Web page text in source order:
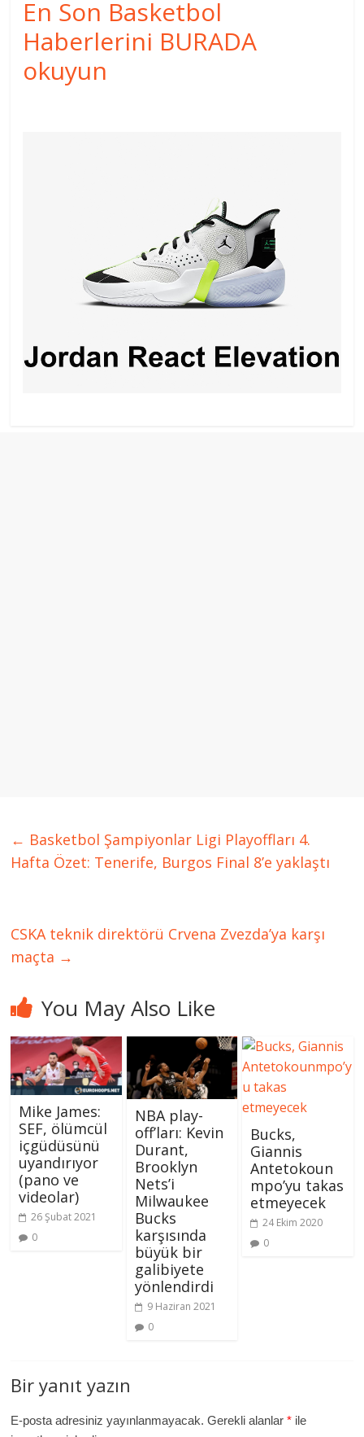
En Son Basketbol
Haberlerini BURADA
okuyun
← Basketbol Şampiyonlar Ligi Playoffları 4.
Hafta Özet: Tenerife, Burgos Final 8’e yaklaştı
CSKA teknik direktörü Crvena Zvezda’ya karşı
maçta →
You May Also Like
Mike James:
SEF, ölümcül
içgüdüsünü
uyandırıyor
(pano ve
videolar)
26 Şubat 2021
0
NBA play-
off’ları: Kevin
Durant,
Brooklyn
Nets’i
Milwaukee
Bucks
karşısında
büyük bir
galibiyete
yönlendirdi
9 Haziran 2021
0
Bucks,
Giannis
Antetokoun
mpo’yu takas
etmeyecek
24 Ekim 2020
0
Bir yanıt yazın
E-posta adresiniz yayınlanmayacak. Gerekli alanlar* ile